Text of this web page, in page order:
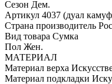
Сезон Дем.
Артикул 4037 (дуал
Страна производитель
Вид товара Сумка
Пол Жен.
МАТЕРИАЛ
Материал верха
Материал подкладки